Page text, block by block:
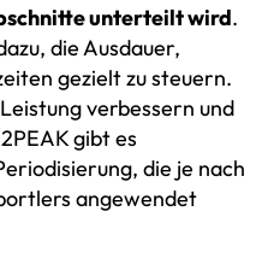
unterteilt wird.
die Ausdauer,
gezielt zu steuern.
verbessern und
gibt es
die je nach
angewendet